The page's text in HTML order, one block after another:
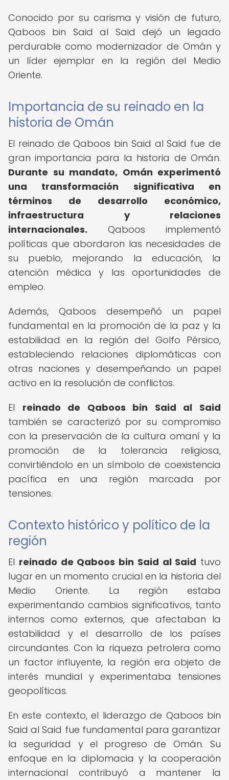
Conocido por su carisma y visión de futuro,
Qaboos bin Said al Said dejó un legado
perdurable como modernizador de Omán y
un líder ejemplar en la región del Medio
Oriente.
Importancia de su reinado en la
historia de Omán
El reinado de Qaboos bin Said al Said fue de
gran importancia para la historia de Omán.
Durante su mandato, Omán experimentó
una transformación significativa en
términos de desarrollo económico,
infraestructura y relaciones
internacionales. Qaboos implementó
políticas que abordaron las necesidades de
su pueblo, mejorando la educación, la
atención médica y las oportunidades de
empleo.
Además, Qaboos desempeñó un papel
fundamental en la promoción de la paz y la
estabilidad en la región del Golfo Pérsico,
estableciendo relaciones diplomáticas con
otras naciones y desempeñando un papel
activo en la resolución de conflictos.
El reinado de Qaboos bin Said al Said
también se caracterizó por su compromiso
con la preservación de la cultura omaní y la
promoción de la tolerancia religiosa,
convirtiéndolo en un símbolo de coexistencia
pacífica en una región marcada por
tensiones.
Contexto histórico y político de la
región
El reinado de Qaboos bin Said al Said tuvo
lugar en un momento crucial en la historia del
Medio Oriente. La región estaba
experimentando cambios significativos, tanto
internos como externos, que afectaban la
estabilidad y el desarrollo de los países
circundantes. Con la riqueza petrolera como
un factor influyente, la región era objeto de
interés mundial y experimentaba tensiones
geopolíticas.
En este contexto, el liderazgo de Qaboos bin
Said al Said fue fundamental para garantizar
la seguridad y el progreso de Omán. Su
enfoque en la diplomacia y la cooperación
internacional contribuyó a mantener la